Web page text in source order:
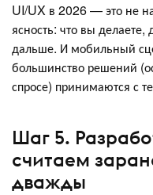
UI/UX в 2026 — это не
ясность: что вы делаете,
дальше. И мобильный
большинство решений
спросе) принимаются с
Шаг 5.
считаем
дважды